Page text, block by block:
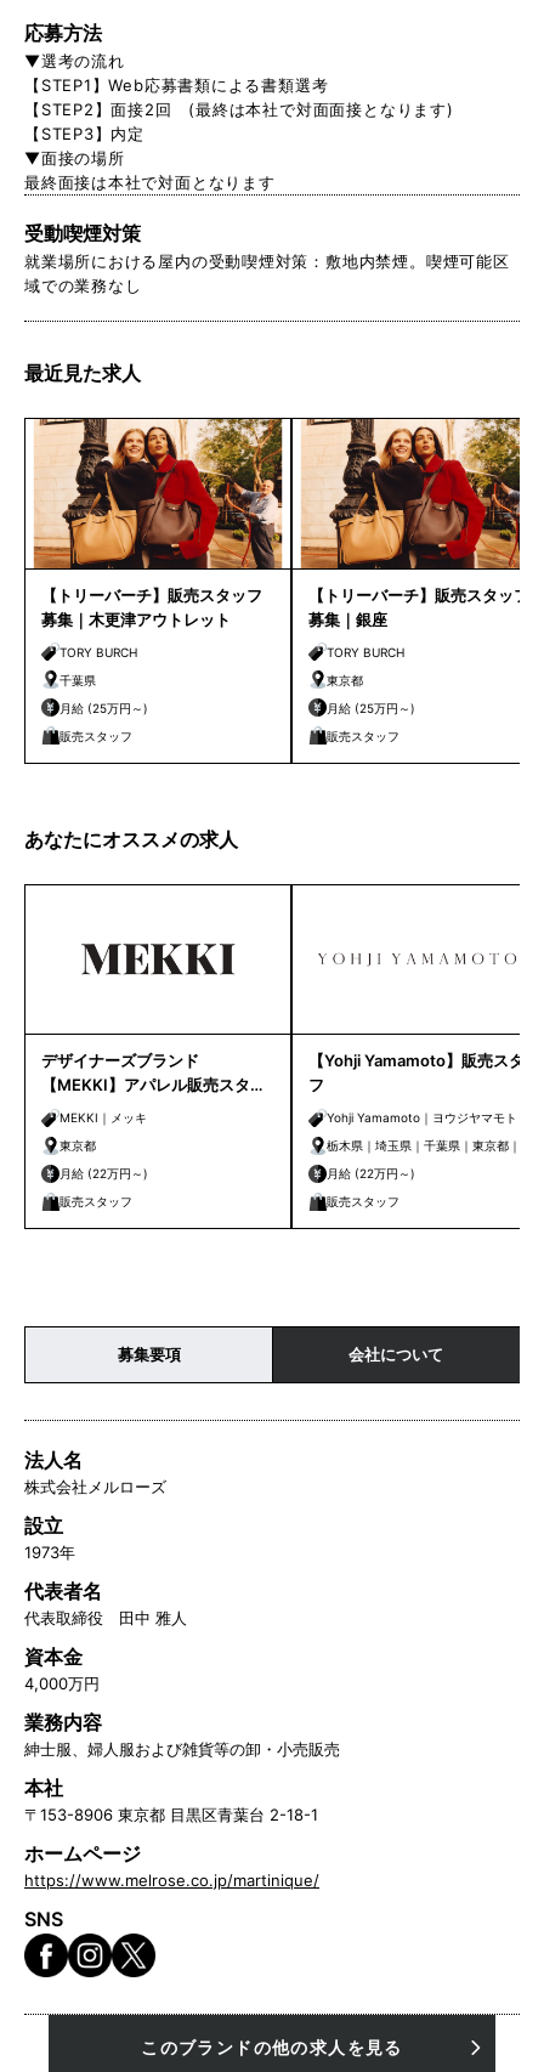
応募方法
▼選考の流れ
【STEP1】Web応募書類による書類選考
【STEP2】面接2回 (最終は本社で対面面接となります)
【STEP3】内定
▼面接の場所
最終面接は本社で対面となります
受動喫煙対策
就業場所における屋内の受動喫煙対策：敷地内禁煙。喫煙可能区
域での業務なし
最近見た求人
【トリーバーチ】販売スタッフ
募集｜木更津アウトレット
TORY BURCH
千葉県
月給 (25万円～)
販売スタッフ
【トリーバーチ】販売スタッフ
募集｜銀座
TORY BURCH
東京都
月給 (25万円～)
販売スタッフ
あなたにオススメの求人
デザイナーズブランド
【MEKKI】アパレル販売スタッ
フ募集 | （青山店）（銀座店）
未経験可
MEKKI｜メッキ
東京都
月給 (22万円～)
販売スタッフ
【Yohji Yamamoto】販売スタッ
フ
Yohji Yamamoto｜ヨウジヤマモト
栃木県｜埼玉県｜千葉県｜東京都｜神
奈川県｜新潟県｜愛知県｜京都府｜大
阪府｜兵庫県｜和歌山県｜広島県｜徳
島県｜香川県｜福岡県｜熊本県
月給 (22万円～)
販売スタッフ
募集要項 会社について
法人名
株式会社メルローズ
設立
1973年
代表者名
代表取締役 田中 雅人
資本金
4,000万円
業務内容
紳士服、婦人服および雑貨等の卸・小売販売
本社
〒153-8906 東京都 目黒区青葉台 2-18-1
ホームページ
https://www.melrose.co.jp/martinique/
SNS
このブランドの他の求人を見る